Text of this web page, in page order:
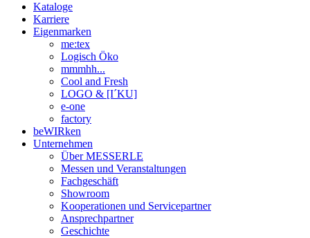
Kataloge
Karriere
Eigenmarken
me:tex
Logisch Öko
mmmhh...
Cool and Fresh
LOGO & [I´KU]
e-one
factory
beWIRken
Unternehmen
Über MESSERLE
Messen und Veranstaltungen
Fachgeschäft
Showroom
Kooperationen und Servicepartner
Ansprechpartner
Geschichte